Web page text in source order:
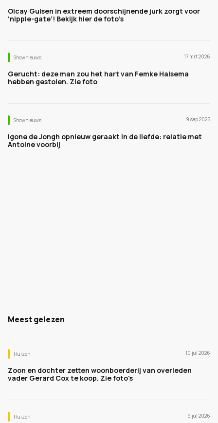
Olcay Gulsen in extreem doorschijnende jurk zorgt voor
‘nipple-gate’! Bekijk hier de foto’s
Shownieuws 17 mrt 2026
Gerucht: deze man zou het hart van Femke Halsema
hebben gestolen. Zie foto
Shownieuws 9 sep 2025
Igone de Jongh opnieuw geraakt in de liefde: relatie met
Antoine voorbij
Meest gelezen
Huizen 10 jul 2026
Zoon en dochter zetten woonboerderij van overleden
vader Gerard Cox te koop. Zie foto's
Huizen 9 jul 2026